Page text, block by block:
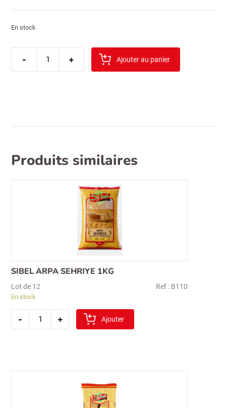
En stock
-
quantité
saray
grenadine
+ Ajouter au panier
Produits similaires
SIBEL ARPA SEHRIYE 1KG
Lot de 12 Ref : B110
En stock
-
quantité
+ Ajouter